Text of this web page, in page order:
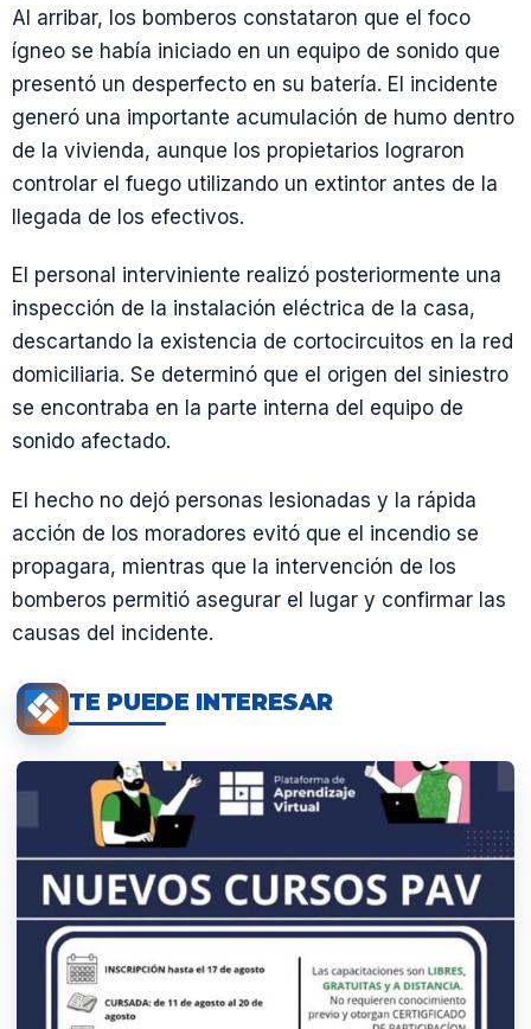
Al arribar, los bomberos constataron que el foco
ígneo se había iniciado en un equipo de sonido que
presentó un desperfecto en su batería. El incidente
generó una importante acumulación de humo dentro
de la vivienda, aunque los propietarios lograron
controlar el fuego utilizando un extintor antes de la
llegada de los efectivos.
El personal interviniente realizó posteriormente una
inspección de la instalación eléctrica de la casa,
descartando la existencia de cortocircuitos en la red
domiciliaria. Se determinó que el origen del siniestro
se encontraba en la parte interna del equipo de
sonido afectado.
El hecho no dejó personas lesionadas y la rápida
acción de los moradores evitó que el incendio se
propagara, mientras que la intervención de los
bomberos permitió asegurar el lugar y confirmar las
causas del incidente.
TE PUEDE INTERESAR